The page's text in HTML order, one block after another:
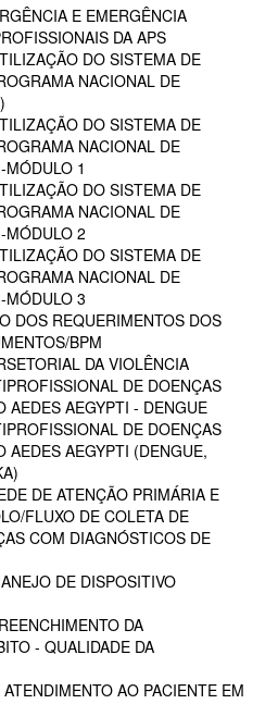
E EMERGÊNCIA
DA APS
DO SISTEMA DE
NACIONAL DE
DO SISTEMA DE
NACIONAL DE
1
DO SISTEMA DE
NACIONAL DE
MÓDULO 2
DO SISTEMA DE
NACIONAL DE
MÓDULO 3
DOS REQUERIMENTOS DOS
BPM
DA VIOLÊNCIA
DE DOENÇAS
AEDES AEGYPTI - DENGUE
DE DOENÇAS
AEDES AEGYPTI (DENGUE,
DE ATENÇÃO PRIMÁRIA E
FLUXO DE COLETA DE
COM DIAGNÓSTICOS DE
DE DISPOSITIVO
DA
- QUALIDADE DA
AO PACIENTE EM